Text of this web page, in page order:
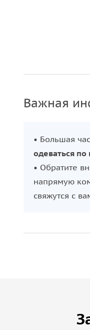
А еще здесь
стилистике
Важная
• Большая
одеваться по
• Обратите
напрямую
свяжутся с